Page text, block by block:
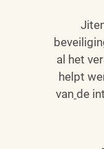
al het
helpt
van de